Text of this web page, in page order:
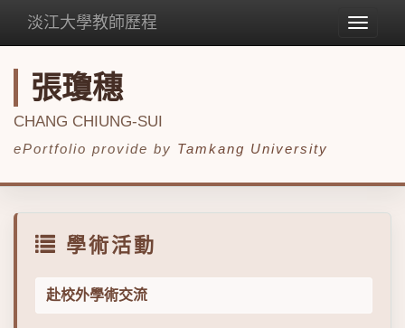
Toggle
淡江大學教師歷程
張瓊穗
CHANG CHIUNG-SUI
ePortfolio provide by Tamkang University
學術活動
赴校外學術交流